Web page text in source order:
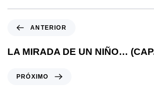
ANTERIOR
LA MIRADA DE UN NIÑO…
PRÓXIMO